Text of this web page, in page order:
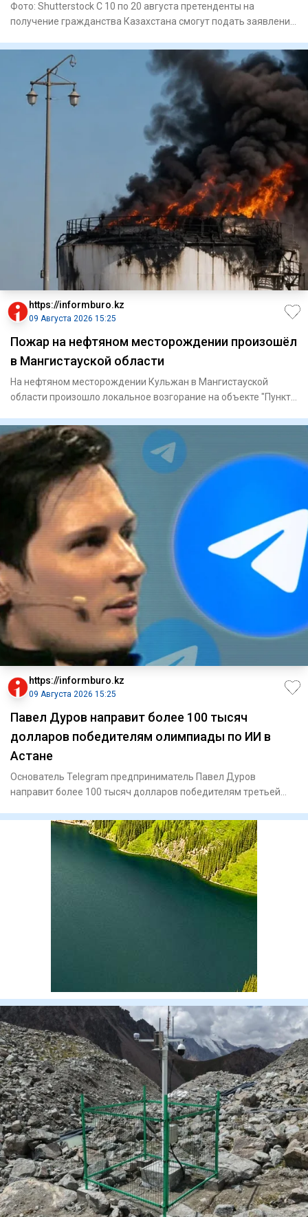
Фото: Shutterstock С 10 по 20 августа претенденты на
получение гражданства Казахстана смогут подать заявления
https://informburo.kz
09 Августа 2026 15:25
Пожар на нефтяном месторождении произошёл
в Мангистауской области
На нефтяном месторождении Кульжан в Мангистауской
области произошло локальное возгорание на объекте "Пункт
https://informburo.kz
09 Августа 2026 15:25
Павел Дуров направит более 100 тысяч
долларов победителям олимпиады по ИИ в
Астане
Основатель Telegram предприниматель Павел Дуров
направит более 100 тысяч долларов победителям третьей